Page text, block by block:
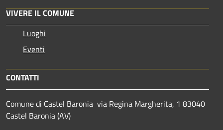
VIVERE IL COMUNE
Luoghi
Eventi
CONTATTI
Comune di Castel Baronia via Regina Margherita, 1 83040
Castel Baronia (AV)